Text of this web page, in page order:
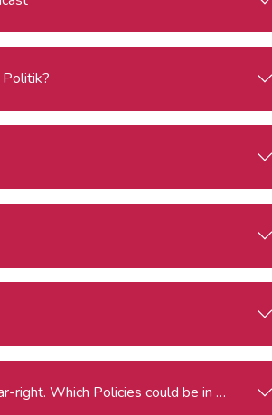
Elections for the European Parliament and the Rise of the Far-right. Which Policies could be in Peril?